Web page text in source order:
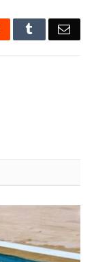
Reddit Tumblr